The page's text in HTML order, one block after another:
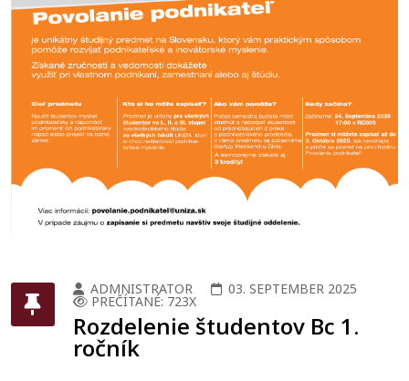
ADMNISTRATOR 03. SEPTEMBER 2025
PREČÍTANÉ: 723X
Rozdelenie študentov Bc 1.
ročník